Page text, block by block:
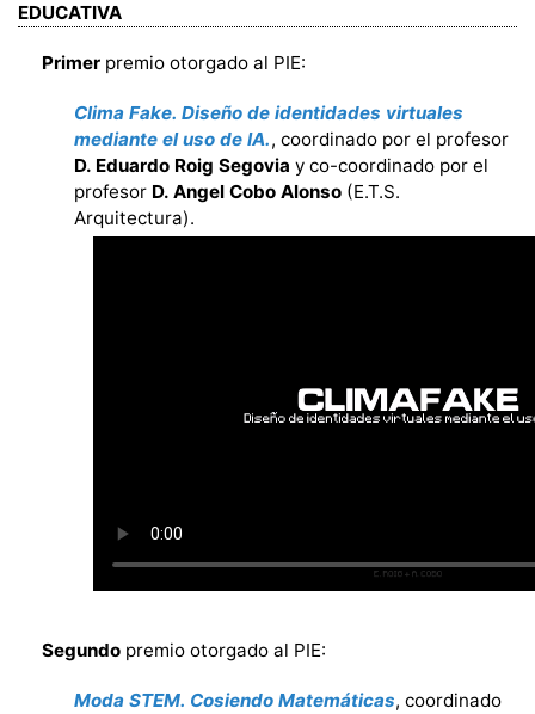
EDUCATIVA
Primer premio otorgado al PIE:
Clima Fake. Diseño de identidades virtuales
mediante el uso de IA., coordinado por el profesor
D. Eduardo Roig Segovia y co-coordinado por el
profesor D. Angel Cobo Alonso (E.T.S.
Arquitectura).
Segundo premio otorgado al PIE:
Moda STEM. Cosiendo Matemáticas, coordinado